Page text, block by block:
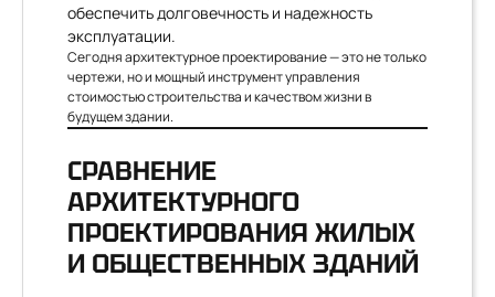
обеспечить долговечность и надежность
эксплуатации.
Сегодня архитектурное проектирование — это не только
чертежи, но и мощный инструмент управления
стоимостью строительства и качеством жизни в
будущем здании.
СРАВНЕНИЕ
АРХИТЕКТУРНОГО
ПРОЕКТИРОВАНИЯ ЖИЛЫХ
И ОБЩЕСТВЕННЫХ ЗДАНИЙ